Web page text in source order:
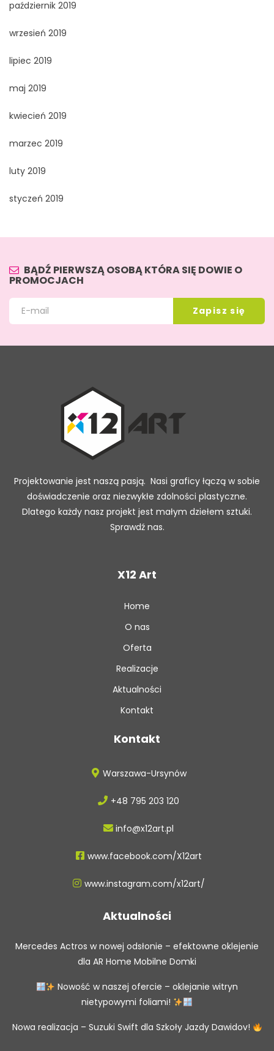
październik 2019
wrzesień 2019
lipiec 2019
maj 2019
kwiecień 2019
marzec 2019
luty 2019
styczeń 2019
BĄDŹ PIERWSZĄ OSOBĄ KTÓRA SIĘ DOWIE O
PROMOCJACH
Projektowanie jest naszą pasją. Nasi graficy łączą w sobie
doświadczenie oraz niezwykłe zdolności plastyczne.
Dlatego każdy nasz projekt jest małym dziełem sztuki.
Sprawdź nas.
X12 Art
Home
O nas
Oferta
Realizacje
Aktualności
Kontakt
Kontakt
Warszawa-Ursynów
+48 795 203 120
info@x12art.pl
www.facebook.com/X12art
www.instagram.com/x12art/
Aktualności
Mercedes Actros w nowej odsłonie – efektowne oklejenie
dla AR Home Mobilne Domki
Nowość w naszej ofercie – oklejanie witryn
nietypowymi foliami!
Nowa realizacja – Suzuki Swift dla Szkoły Jazdy Dawidov!